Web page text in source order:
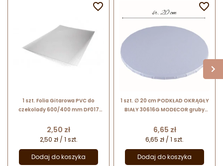
1 szt. Folia Gitarowa PVC do
czekolady 600/400 mm DF017
Cena
2,50 zł
2,50 zł / 1 szt.
Dodaj do koszyka

1 szt. ∅ 20 cm PODKŁAD OKRĄGŁY
BIAŁY 30616G MODECOR gruby
1.2 cm
Cena
6,65 zł
6,65 zł / 1 szt.
Dodaj do koszyka
